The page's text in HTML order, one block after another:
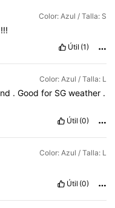
Color: Azul / Talla: S
!!!
Útil (1)
Color: Azul / Talla: L
.Goodfor SGweather .
Útil (0)
Color: Azul / Talla: L
Útil (0)